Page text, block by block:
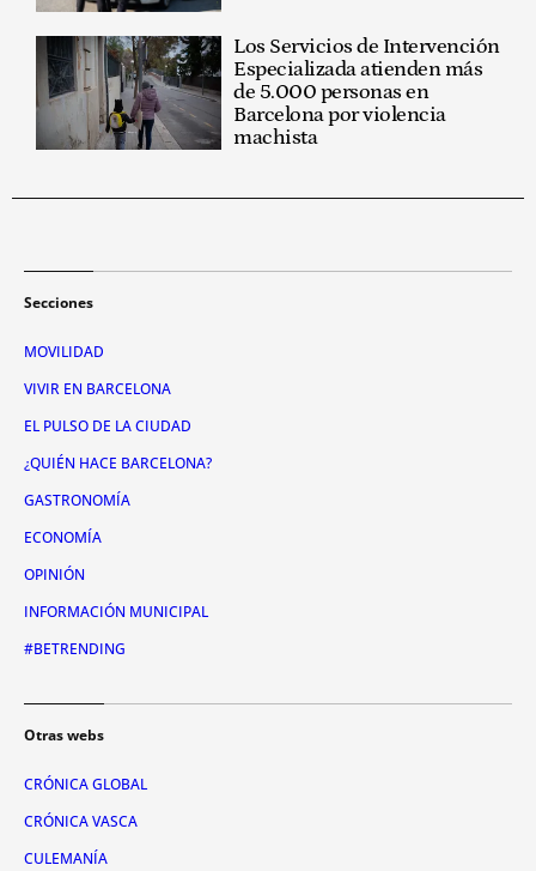
Los Servicios de Intervención
Especializada atienden más
de 5.000 personas en
Barcelona por violencia
machista
Secciones
MOVILIDAD
VIVIR EN BARCELONA
EL PULSO DE LA CIUDAD
¿QUIÉN HACE BARCELONA?
GASTRONOMÍA
ECONOMÍA
OPINIÓN
INFORMACIÓN MUNICIPAL
#BETRENDING
Otras webs
CRÓNICA GLOBAL
CRÓNICA VASCA
CULEMANÍA